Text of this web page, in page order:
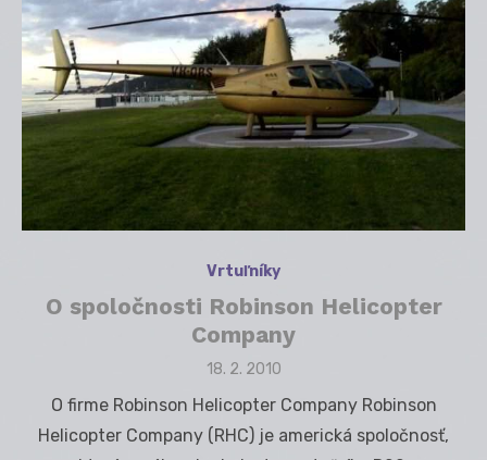
Vrtuľníky
O spoločnosti Robinson Helicopter
Company
Posted
18. 2. 2010
O firme Robinson Helicopter Company Robinson
Helicopter Company (RHC) je americká spoločnosť,